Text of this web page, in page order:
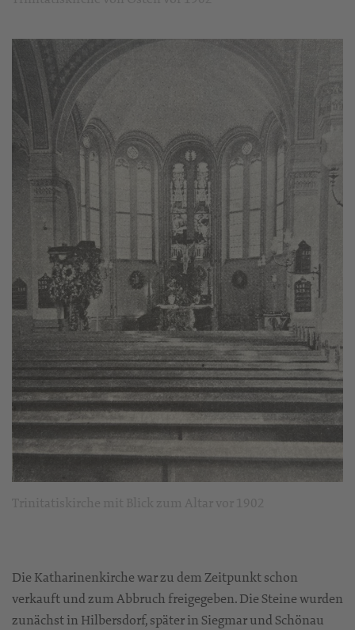
Die Katharinenkirche war zu dem Zeitpunkt schon
verkauft und zum Abbruch freigegeben. Die Steine wurden
zunächst in Hilbersdorf, später in Siegmar und Schönau